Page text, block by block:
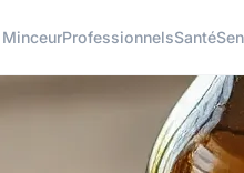
MinceurProfessionnelsSanté